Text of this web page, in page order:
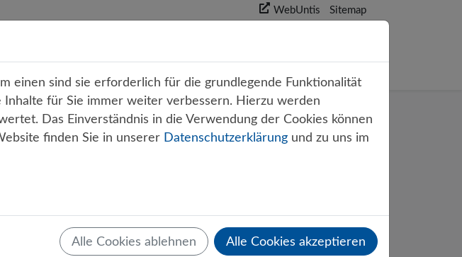
WebUntis Sitemap
einen sind sie erforderlich für die grundlegende Funktionalität
für Sie immer weiter verbessern. Hierzu werden
Das Einverständnis in die Verwendung der Cookies können
finden Sie in unserer Datenschutzerklärung und zu uns im
Alle Cookies ablehnen Alle Cookies akzeptieren